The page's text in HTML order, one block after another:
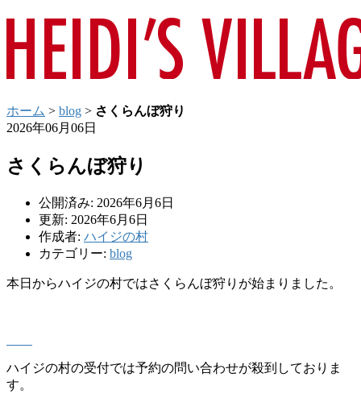
ホーム > blog > さくらんぼ狩り
2026年06月06日
さくらんぼ狩り
公開済み: 2026年6月6日
更新: 2026年6月6日
作成者: ハイジの村
カテゴリー: blog
本日からハイジの村ではさくらんぼ狩りが始まりました。
ハイジの村の受付では予約の問い合わせが殺到しておりま
す。